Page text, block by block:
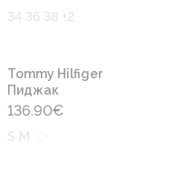
34 36 38 +2
Tommy Hilfiger
Пиджак
136.90€
S M